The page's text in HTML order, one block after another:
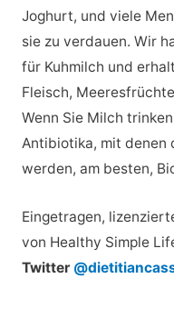
Joghurt, und viele
sie zu verdauen. Wir
für Kuhmilch und
Fleisch,
Wenn Sie Milch
Antibiotika, mit
werden, am besten,
Eingetragen,
von Healthy Simple
Twitter